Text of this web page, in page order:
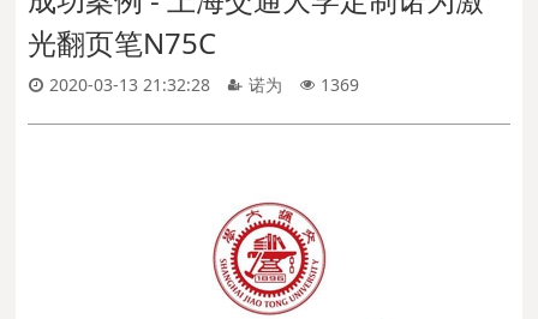
光翻页笔N75C
2020-03-13 21:32:28 诺为 1369